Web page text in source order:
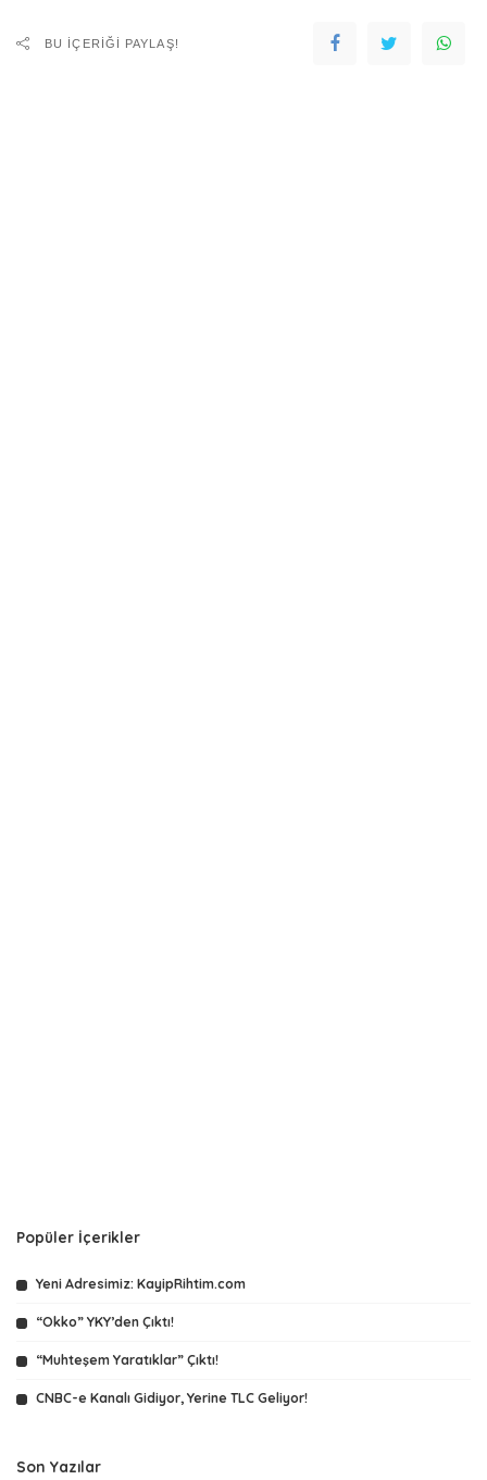
BU IÇERIĞI PAYLAŞ!
Popüler İçerikler
Yeni Adresimiz: KayipRihtim.com
“Okko” YKY’den Çıktı!
“Muhteşem Yaratıklar” Çıktı!
CNBC-e Kanalı Gidiyor, Yerine TLC Geliyor!
Son Yazılar